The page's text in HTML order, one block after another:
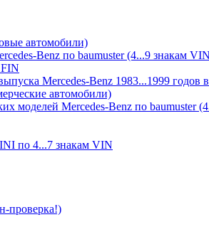
автомобили)
Benz по baumuster (4...9 знакам
Mercedes-Benz 1983...1999
автомобили)
моделей Mercedes-Benz по baumuster
по 4...7 знакам VIN
проверка!)